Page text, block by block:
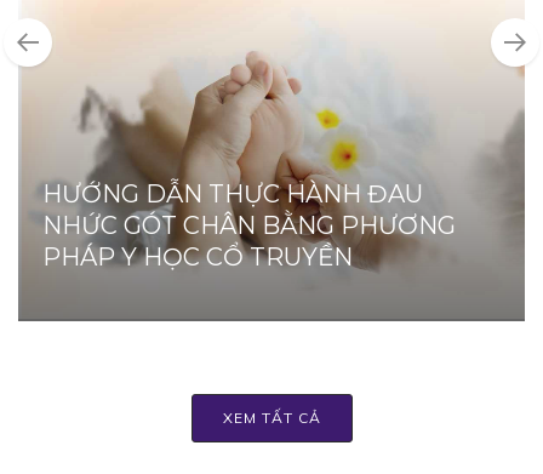
HƯỚNG DẪN THỰC HÀNH ĐAU
NHỨC GÓT CHÂN BẰNG PHƯƠNG
PHÁP Y HỌC CỔ TRUYỀN
XEM TẤT CẢ